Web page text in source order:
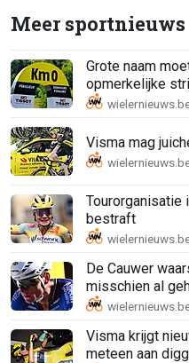
Meer sportnieuws
Grote naam
opmerkelijke
Visma mag
Tourorganisatie
bestraft
De Cauwer
misschien al
Visma krijgt
meteen aan